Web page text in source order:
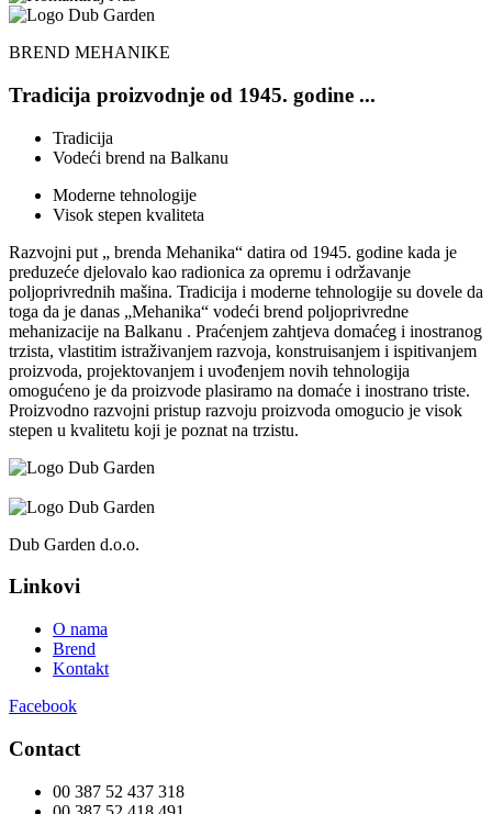
BREND MEHANIKE
Tradicija proizvodnje od 1945. godine ...
Tradicija
Vodeći brend na Balkanu
Moderne tehnologije
Visok stepen kvaliteta
Razvojni put „ brenda Mehanika“ datira od 1945. godine kada je
preduzeće djelovalo kao radionica za opremu i održavanje
poljoprivrednih mašina. Tradicija i moderne tehnologije su dovele da
toga da je danas „Mehanika“ vodeći brend poljoprivredne
mehanizacije na Balkanu . Praćenjem zahtjeva domaćeg i inostranog
trzista, vlastitim istraživanjem razvoja, konstruisanjem i ispitivanjem
proizvoda, projektovanjem i uvođenjem novih tehnologija
omogućeno je da proizvode plasiramo na domaće i inostrano triste.
Proizvodno razvojni pristup razvoju proizvoda omogucio je visok
stepen u kvalitetu koji je poznat na trzistu.
Dub Garden d.o.o.
Linkovi
O nama
Brend
Kontakt
Facebook
Contact
00 387 52 437 318